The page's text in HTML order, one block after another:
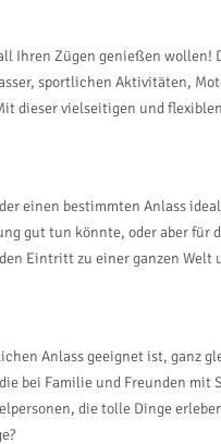
Ihren Zügen genießen
sportlichen Aktivitäten,
dieser vielseitigen und
einen bestimmten Anlass
gut tun könnte, oder aber
Eintritt zu einer ganzen
Anlass geeignet ist, ganz
bei Familie und Freunden
die tolle Dinge